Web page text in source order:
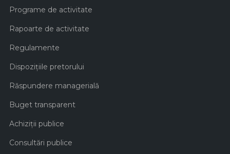
Programe de activitate
Rapoarte de activitate
Regulamente
Dispozițiile pretorului
Răspundere managerială
Buget transparent
Achiziţii publice
Consultări publice